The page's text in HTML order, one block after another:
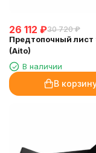
26 112 ₽30 720 ₽
Предтопочный
(Aito)
В наличии
В